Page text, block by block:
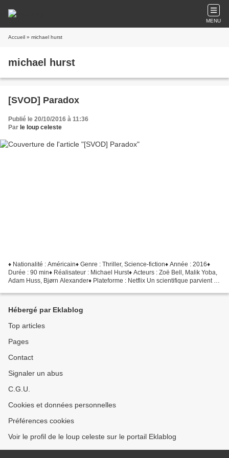
MENU
Accueil » michael hurst
michael hurst
[SVOD] Paradox
Publié le 20/10/2016 à 11:36
Par le loup celeste
♦ Nationalité : Américain♦ Genre : Thriller, Science-fiction♦ Année : 2016♦
Durée : 90 min♦ Réalisateur : Michael Hurst♦ Acteurs : Zoë Bell, Malik Yoba,
Adam Huss, Bjørn Alexander♦ Plateforme : Netflix Un scientifique parvient à
Hébergé par Eklablog
Top articles
Pages
Contact
Signaler un abus
C.G.U.
Cookies et données personnelles
Préférences cookies
Voir le profil de le loup celeste sur le portail Eklablog